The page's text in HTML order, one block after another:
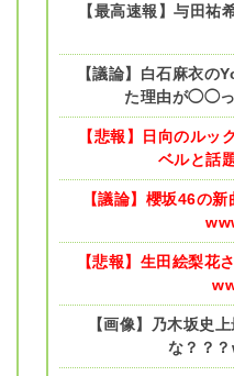
【最高速報】与田
【議論】白石麻衣の
た理由が◯◯
【悲報】日向のルッ
ベルと話
【議論】櫻坂46の
【悲報】生田絵梨
【画像】乃木坂史
な？？